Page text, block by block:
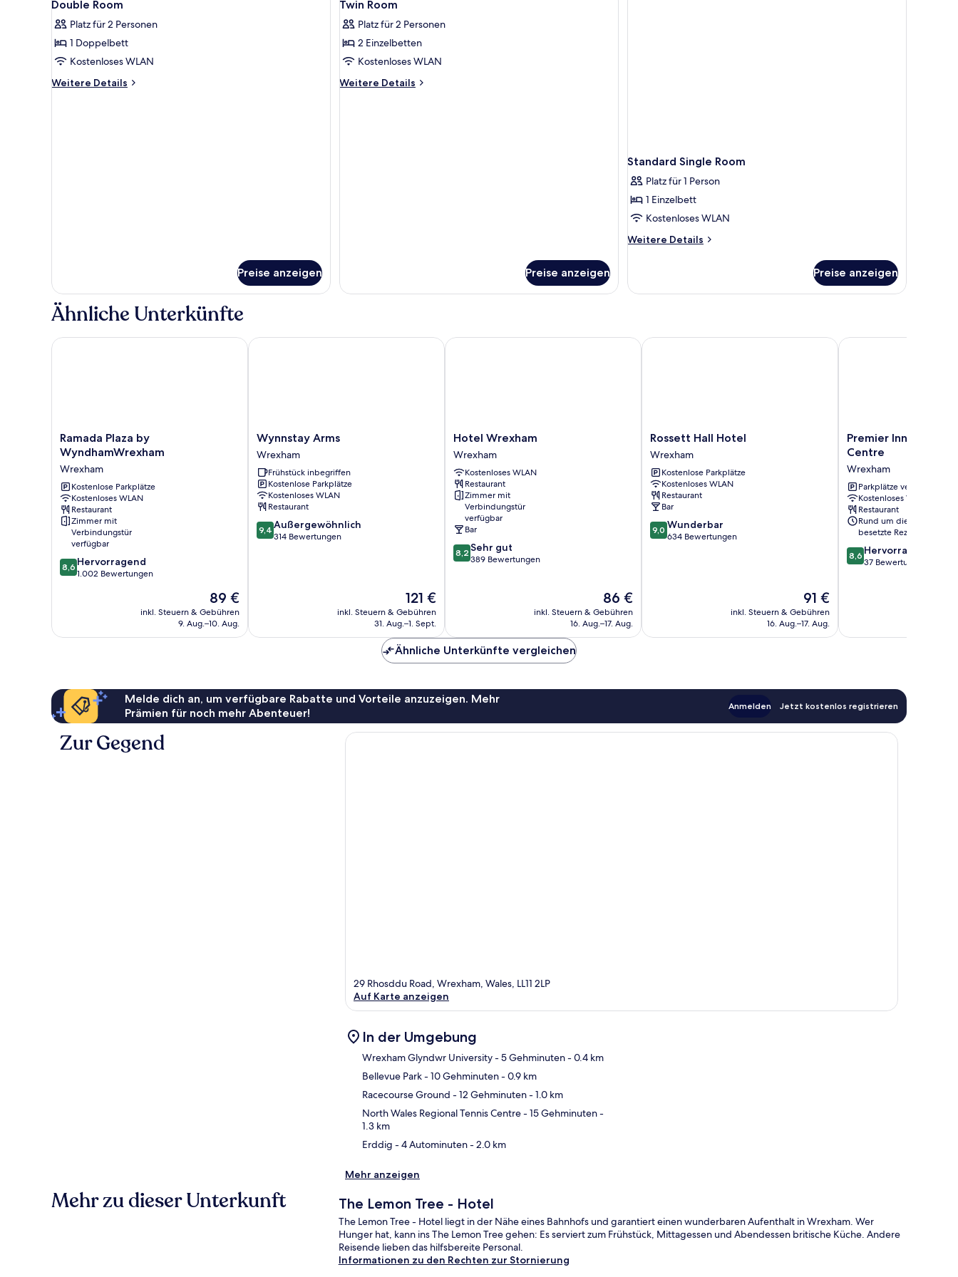
Fotos
für
Double
Room
anzeigen
Double Room
Platz für 2 Personen
1 Doppelbett
Kostenloses WLAN
Weitere Details
Weitere
Preise anzeigen
Fotos
für
Twin
Room
anzeigen
Twin Room
Platz für 2 Personen
2 Einzelbetten
Kostenloses WLAN
Weitere Details
Weitere
Preise anzeigen
Standard Single Room
Platz für 1 Person
1 Einzelbett
Kostenloses WLAN
Weitere Details
Weitere
Single
Preise anzeigen
Ähnliche Unterkünfte
Ramada
Plaza
WyndhamWrexham
Wrexham
Ramada Plaza by
WyndhamWrexham
Wrexham
Kostenlose Parkplätze
Kostenloses WLAN
Restaurant
Zimmer mit
Verbindungstür
verfügbar
8.6
von
8,6 Hervorragend
1.002 Bewertungen
Der
Preis
beträgt
89 €
inkl. Steuern & Gebühren
9. Aug.–10. Aug.
Ramada Plaza by WyndhamWrexham
Wynnstay
Arms
Wrexham
Wynnstay Arms
Wrexham
Frühstück inbegriffen
Kostenlose Parkplätze
Kostenloses WLAN
Restaurant
9.4
von
9,4 Außergewöhnlich
314 Bewertungen
Der
Preis
beträgt
121 €
inkl. Steuern & Gebühren
31. Aug.–1. Sept.
Wynnstay Arms
Hotel
Wrexham
Wrexham
Hotel Wrexham
Wrexham
Kostenloses WLAN
Restaurant
Zimmer mit
Verbindungstür
verfügbar
Bar
8.2
von
8,2 Sehr gut
389 Bewertungen
Der
Preis
beträgt
86 €
inkl. Steuern & Gebühren
16. Aug.–17. Aug.
Hotel Wrexham
Rossett
Hall
Hotel
Wrexham
Rossett Hall Hotel
Wrexham
Kostenlose Parkplätze
Kostenloses WLAN
Restaurant
Bar
9.0
von
9,0 Wunderbar
634 Bewertungen
Der
Preis
beträgt
91 €
inkl. Steuern & Gebühren
16. Aug.–17. Aug.
Rossett Hall Hotel
Premier
Inn
City
Centre
Wrexham
Premier Inn
Centre
Wrexham
Parkplätze verfügbar
Kostenloses WLAN
Restaurant
Rund um die Uhr
besetzte Rezeption
8.6
von
8,6 Hervorragend
37 Bewertungen
Premier Inn Wrexham
Ähnliche Unterkünfte vergleichen
Melde dich an, um verfügbare Rabatte und Vorteile anzuzeigen. Mehr
Prämien für noch mehr Abenteuer!
Anmelden Jetzt kostenlos registrieren
Zur Gegend
29 Rhosddu Road, Wrexham, Wales, LL11 2LP
Auf Karte anzeigen
In der Umgebung
Wrexham Glyndwr University- 5 Gehminuten- 0.4 km
Bellevue Park- 10 Gehminuten- 0.9 km
Racecourse Ground - 12 Gehminuten- 1.0 km
North Wales Regional Tennis Centre- 15 Gehminuten-
1.3 km
Erddig - 4 Autominuten- 2.0 km
Mehr anzeigen
Mehr zu dieser Unterkunft The Lemon Tree - Hotel
The Lemon Tree - Hotel liegt in der Nähe eines Bahnhofs und garantiert einen wunderbaren Aufenthalt in Wrexham. Wer
Hunger hat, kann ins The Lemon Tree gehen: Es serviert zum Frühstück, Mittagessen und Abendessen britische Küche. Andere
Reisende lieben das hilfsbereite Personal.
Informationen zu den Rechten zur Stornierung